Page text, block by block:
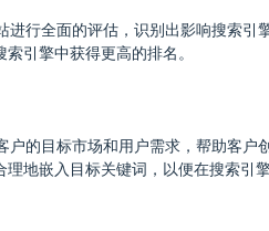
行全面的评估，识别出影响搜索
引擎中获得更高的排名。
的目标市场和用户需求，帮助客
地嵌入目标关键词，以便在搜索引